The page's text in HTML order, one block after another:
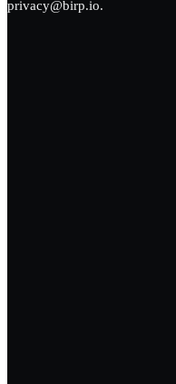
privacy@birp.io.